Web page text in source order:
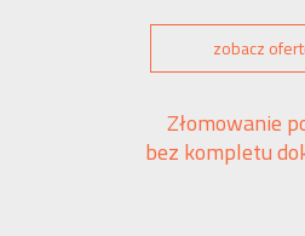
zobacz
Złomowanie
bez kompletu